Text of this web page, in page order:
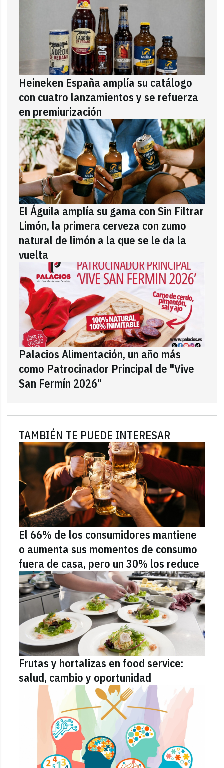
Heineken España amplía su catálogo
con cuatro lanzamientos y se refuerza
en premiurización
El Águila amplía su gama con Sin Filtrar
Limón, la primera cerveza con zumo
natural de limón a la que se le da la
vuelta
Palacios Alimentación, un año más
como Patrocinador Principal de "Vive
San Fermín 2026"
TAMBIÉN TE PUEDE INTERESAR
El 66% de los consumidores mantiene
o aumenta sus momentos de consumo
fuera de casa, pero un 30% los reduce
Frutas y hortalizas en food service:
salud, cambio y oportunidad